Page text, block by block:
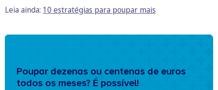
Leia ainda: 10 estratégias para poupar mais
Poupar dezenas ou centenas de euros
todos os meses? É possível!